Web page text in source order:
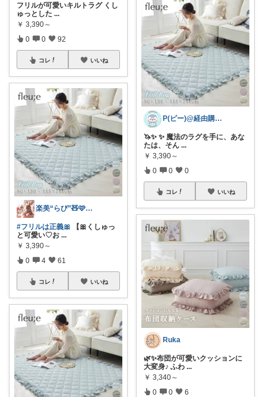
フリルが可愛いキルトラグ くし
ゅっとした ...
￥ 3,390～
0 0 92
コレ いいね
楽美“らび”🧸🩷ピンク大好き3児ママ
#フリルは正義🎀 【🎀くしゅっ
と可愛い♡お ...
￥ 3,390～
0 4 61
コレ いいね
P(ピー)@経由購入します！
🦄✨ ✨ 魔法のラグを手に、あな
たは、そん ...
￥ 3,390～
0 0 0
コレ いいね
Ruka
🌿✨布団が可愛いクッションに
大変身♪ ふわ ...
￥ 3,340～
0 0 6